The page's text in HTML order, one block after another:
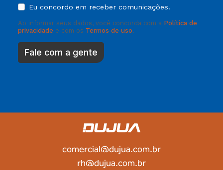
Eu concordo em receber comunicações.
Ao informar seus dados, você concorda com a Política de
privacidade e com os Termos de uso.
Fale com a gente
comercial@dujua.com.br
rh@dujua.com.br